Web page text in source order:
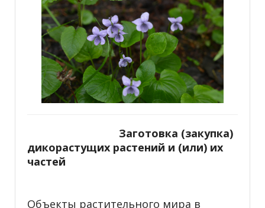
Заготовка (закупка)
дикорастущих растений и (или) их
частей
Объекты растительного мира в